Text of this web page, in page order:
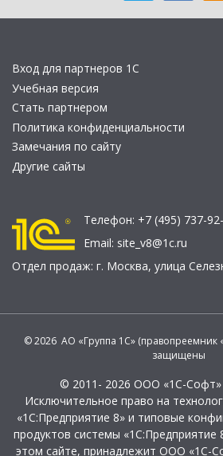
Вход для партнеров 1С
Учебная версия
Стать партнером
Политика конфиденциальности
Замечания по сайту
Другие сайты
Телефон: +7 (495) 737-
Email: site_v8@1c.ru
Отдел продаж: г. Москва, улица
© 2026 АО «Группа 1С» (правопреемник
защищены
© 2011- 2026 ООО «1С-Софт»
Исключительное право на
«1С:Предприятие 8» и типовые
продуктов системы «1С:Предприятие
этом сайте, принадлежит ООО «1С-